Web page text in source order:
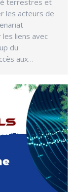
les acteurs de
liens avec
du
aux…